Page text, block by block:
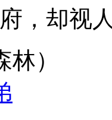
，却视
）